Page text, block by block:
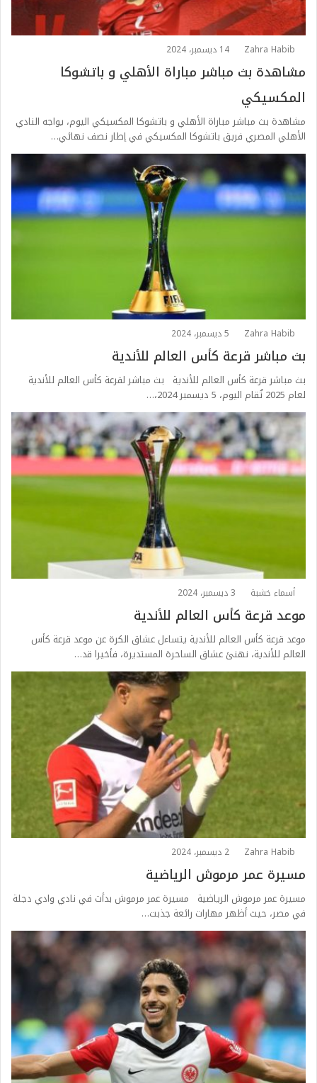
Zahra Habib 14 ديسمبر، 2024
مشاهدة بث مباشر مباراة الأهلي و باتشوكا
المكسيكي
مشاهدة بث مباشر مباراة الأهلي و باتشوكا المكسيكي اليوم، يواجه النادي
الأهلي المصري فريق باتشوكا المكسيكي في إطار نصف نهائي…
Zahra Habib 5 ديسمبر، 2024
بث مباشر قرعة كأس العالم للأندية
بث مباشر قرعة كأس العالم للأندية بث مباشر لقرعة كأس العالم للأندية
لعام 2025 تُقام اليوم، 5 ديسمبر 2024،…
أسماء خشبة 3 ديسمبر، 2024
موعد قرعة كأس العالم للأندية
موعد قرعة كأس العالم للأندية يتساءل عشاق الكرة عن موعد قرعة كأس
العالم للأندية، نهنئ عشاق الساحرة المستديرة، فأخيرا قد…
Zahra Habib 2 ديسمبر، 2024
مسيرة عمر مرموش الرياضية
مسيرة عمر مرموش الرياضية مسيرة عمر مرموش بدأت في نادي وادي دجلة
في مصر، حيث أظهر مهارات رائعة جذبت…